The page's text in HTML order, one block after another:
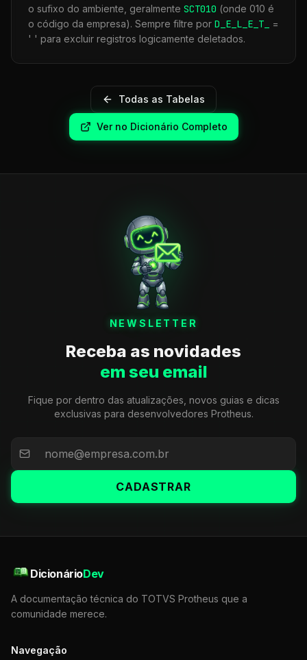
o sufixo do ambiente, geralmente SCT010 (onde 010 é
o código da empresa). Sempre filtre por D_E_L_E_T_
=
' ' para excluir registros logicamente deletados.
Todas as Tabelas
Ver no Dicionário Completo
NEWSLETTER
Receba as novidades
em seu email
Fique por dentro das atualizações, novos guias e dicas
exclusivas para desenvolvedores Protheus.
CADASTRAR
DicionárioDev
A documentação técnica do TOTVS Protheus que a
comunidade merece.
Navegação